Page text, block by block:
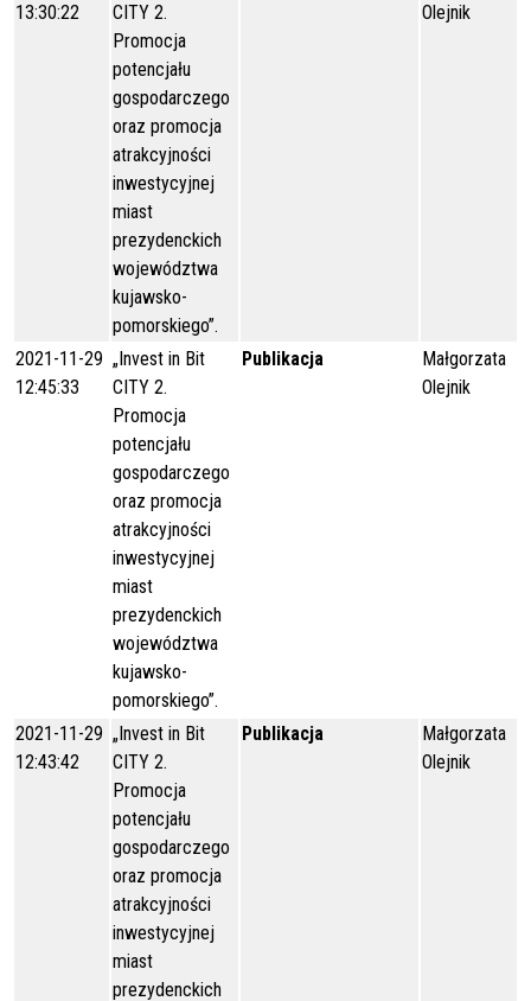
13:30:22
CITY 2.
Promocja
potencjału
gospodarczego
oraz promocja
atrakcyjności
inwestycyjnej
miast
prezydenckich
województwa
kujawsko-
pomorskiego”.
Olejnik
2021-11-29
12:45:33
„Invest in Bit
CITY 2.
Promocja
potencjału
gospodarczego
oraz promocja
atrakcyjności
inwestycyjnej
miast
prezydenckich
województwa
kujawsko-
pomorskiego”.
Publikacja
Małgorzata
Olejnik
2021-11-29
12:43:42
„Invest in Bit
CITY 2.
Promocja
potencjału
gospodarczego
oraz promocja
atrakcyjności
inwestycyjnej
miast
prezydenckich
Publikacja
Małgorzata
Olejnik